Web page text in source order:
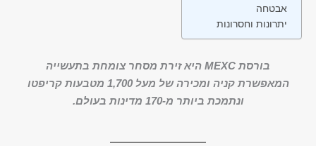
אבטחה
יתרונות וחסרונות
בורסת MEXC היא זירת מסחר צומחת בתעשייה
המאפשרת קניה ומכירה של מעל 1,700 מטבעות קריפטו
ונתמכת ביותר מ-170 מדינות בעולם.